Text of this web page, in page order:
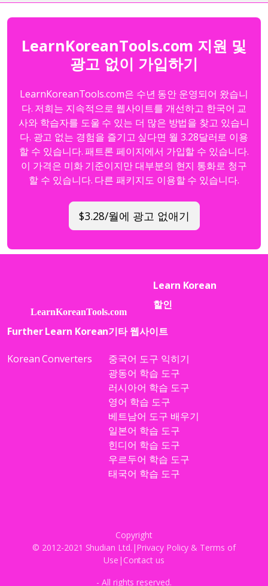
LearnKoreanTools.com 지원 및
광고 없이 가입하기
LearnKoreanTools.com은 수년 동안 운영되어 왔습니
다. 저희는 지속적으로 웹사이트를 개선하고 한국어 교
사와 학습자를 도울 수 있는 더 많은 방법을 찾고 있습니
다. 광고 없는 경험을 즐기고 싶다면 월 3.28달러로 이용
할 수 있습니다. 패트론 페이지에서 가입할 수 있습니다.
이 가격은 미화 기준이지만 대부분의 현지 통화로 청구
할 수 있습니다. 다른 패키지도 이용할 수 있습니다.
$3.28/월에 광고 없애기
Learn Korean
할인
Further Learn Korean
Korean Converters
기타 웹사이트
중국어 도구 익히기
광동어 학습 도구
러시아어 학습 도구
영어 학습 도구
베트남어 도구 배우기
일본어 학습 도구
힌디어 학습 도구
우르두어 학습 도구
태국어 학습 도구
Copyright
© 2012-2021 Shudian Ltd.|Privacy Policy & Terms of
Use | Contact us
- All rights reserved.